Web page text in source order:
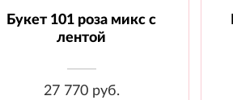
Состав: Роза 60 см - 101 шт.,
Лента.
Букет 101 роза микс с
лентой
27 770 руб.